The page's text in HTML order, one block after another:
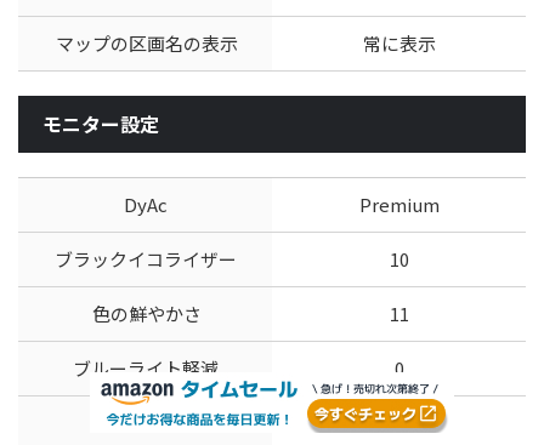
マップの区画名の表示 常に表示
モニター設定
DyAc Premium
ブラックイコライザー 10
色の鮮やかさ 11
ブルーライト軽減 0
画像モード 標準